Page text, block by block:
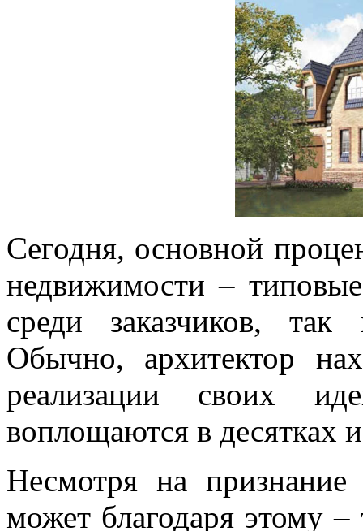
Сегодня, основной
недвижимости –
среди заказчиков,
Обычно, архитектор
реализации своих
воплощаются в десятках
Несмотря на
может благодаря этому